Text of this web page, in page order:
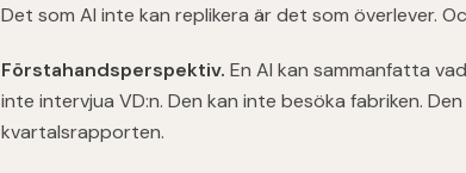
Det som AI inte kan replikera är det som överlever.
Förstahandsperspektiv. En AI kan sammanfatta
inte intervjua VD:n. Den kan inte besöka fabriken.
kvartalsrapporten.